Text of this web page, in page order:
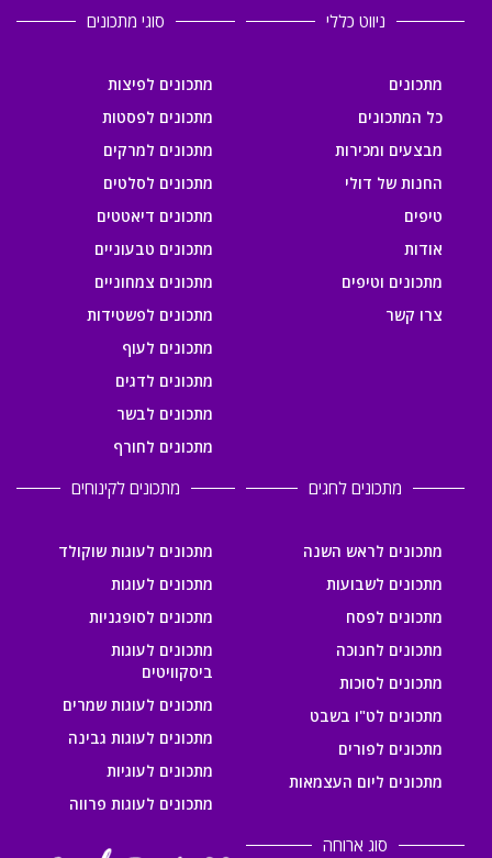
ניווט כללי
מתכונים
כל המתכונים
מבצעים ומכירות
החנות של דולי
טיפים
אודות
מתכונים וטיפים
צרו קשר
סוגי מתכונים
מתכונים לפיצות
מתכונים לפסטות
מתכונים למרקים
מתכונים לסלטים
מתכונים דיאטטים
מתכונים טבעוניים
מתכונים צמחוניים
מתכונים לפשטידות
מתכונים לעוף
מתכונים לדגים
מתכונים לבשר
מתכונים לחורף
מתכונים לחגים
מתכונים לראש השנה
מתכונים לשבועות
מתכונים לפסח
מתכונים לחנוכה
מתכונים לסוכות
מתכונים לט"ו בשבט
מתכונים לפורים
מתכונים ליום העצמאות
מתכונים לקינוחים
מתכונים לעוגות שוקולד
מתכונים לעוגות
מתכונים לסופגניות
מתכונים לעוגות
ביסקוויטים
מתכונים לעוגות שמרים
מתכונים לעוגות גבינה
מתכונים לעוגיות
מתכונים לעוגות פרווה
סוג ארוחה